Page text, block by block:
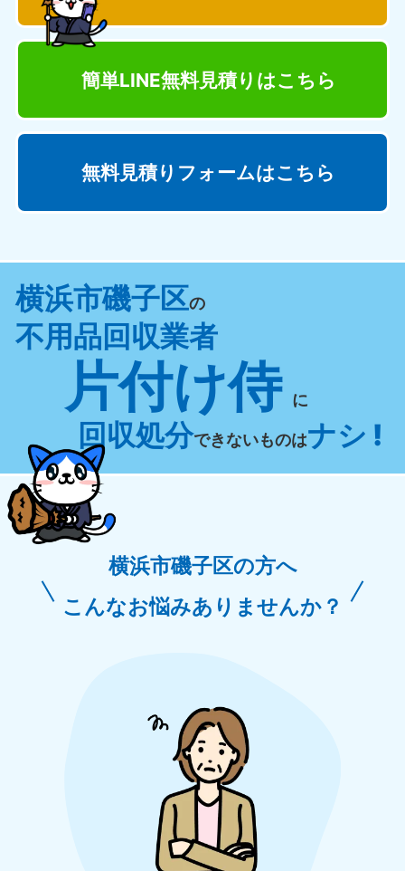
簡単LINE無料見積り はこちら
無料見積りフォームはこちら
横浜市磯子区の
不用品回収業者
片付け侍 に
回収処分できないものはナシ !
横浜市磯子区の方へ
こんなお悩みありませんか？